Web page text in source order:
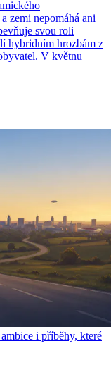
zemi nepomáhá ani
svou roli
hybridním hrozbám z
V květnu
i příběhy, které